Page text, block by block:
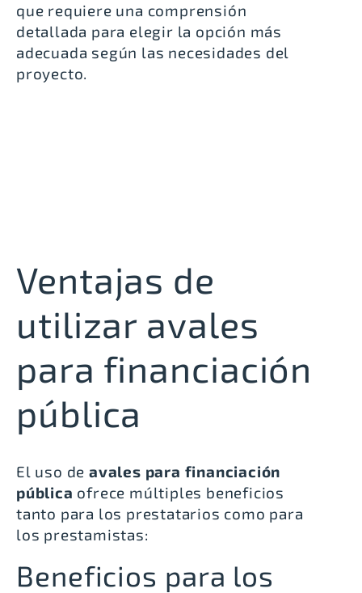
que requiere una comprensión
detallada para elegir la opción más
adecuada según las necesidades del
proyecto.
Ventajas de
utilizar avales
para financiación
pública
El uso de avales para financiación
pública ofrece múltiples beneficios
tanto para los prestatarios como para
los prestamistas:
Beneficios para los